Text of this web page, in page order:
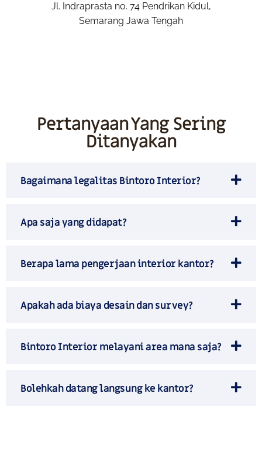
Jl. Indraprasta no. 74 Pendrikan Kidul,
Semarang Jawa Tengah
Pertanyaan Yang Sering
Ditanyakan
Bagaimana legalitas Bintoro Interior?
Apa saja yang didapat?
Berapa lama pengerjaan interior kantor?
Apakah ada biaya desain dan survey?
Bintoro Interior melayani area mana saja?
Bolehkah datang langsung ke kantor?